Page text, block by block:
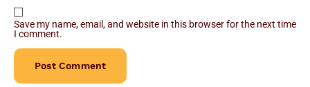
Save my name, email, and website in this browser for the next time
I comment.